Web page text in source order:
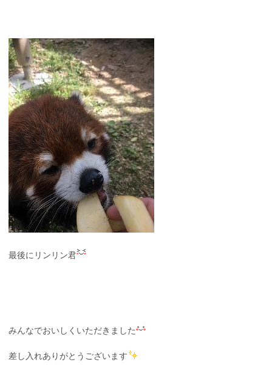
最後にリンリン君
みんなでおいしくいただきました
差し入れありがとうございます